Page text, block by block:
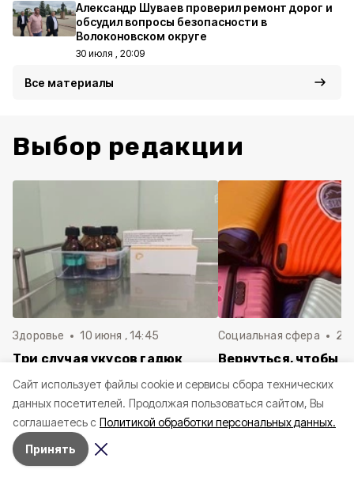
Cайт использует файлы cookie и сервисы сбора технических
данных посетителей. Продолжая пользоваться сайтом, Вы
соглашаетесь с Политикой обработки персональных данных.
Принять
Александр Шуваев проверил ремонт дорог и
обсудил вопросы безопасности в
Волоконовском округе
30 июля , 20:09
Все материалы
Выбор редакции
Здоровье 10 июня , 14:45
Три случая укусов гадюк
Белгородской области с
начала года
Социальная сфера 20
Вернуться, чтобы
в Белгородскую
пять лет